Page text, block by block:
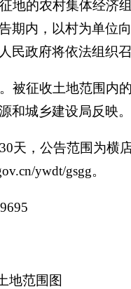
地的农村集体经济
期内，以村为单位
民政府将依法组织召
被征收土地范围内
和城乡建设局反映
30天，公告范围为横
ywdt/gsgg。
地范围图